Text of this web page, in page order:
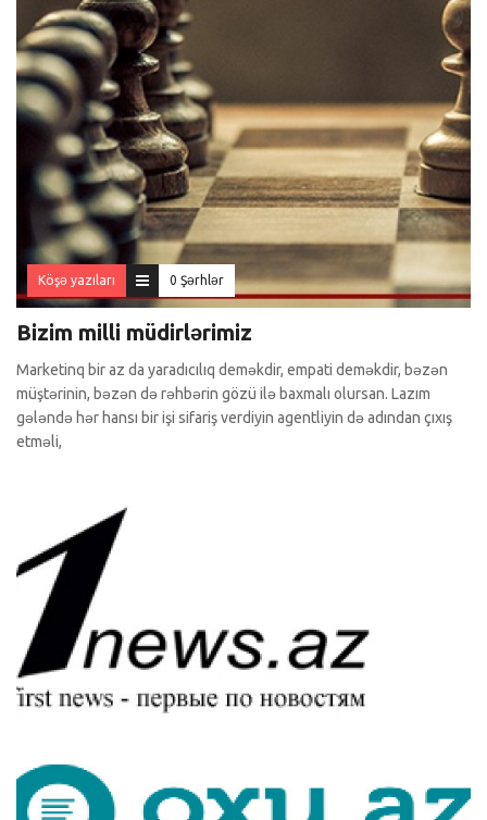
Köşə yazıları 0 Şərhlər
Bizim milli müdirlərimiz
Marketinq bir az da yaradıcılıq deməkdir, empati deməkdir, bəzən
müştərinin, bəzən də rəhbərin gözü ilə baxmalı olursan. Lazım
gələndə hər hansı bir işi sifariş verdiyin agentliyin də adından çıxış
etməli,